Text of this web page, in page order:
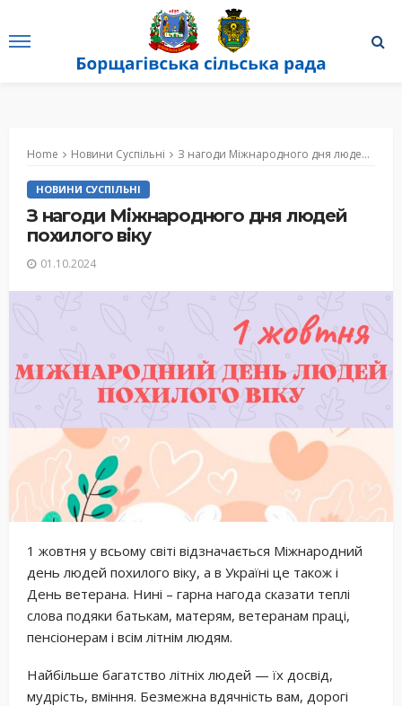
Home Новини Суспільні З нагоди Міжнародного дня людей похилого віку
НОВИНИ СУСПІЛЬНІ
З нагоди Міжнародного дня людей
похилого віку
01.10.2024
1 жовтня у всьому світі відзначається Міжнародний
день людей похилого віку, а в Україні це також і
День ветерана. Нині – гарна нагода сказати теплі
слова подяки батькам, матерям, ветеранам праці,
пенсіонерам і всім літнім людям.
Найбільше багатство літніх людей — їх досвід,
мудрість, вміння. Безмежна вдячність вам, дорогі